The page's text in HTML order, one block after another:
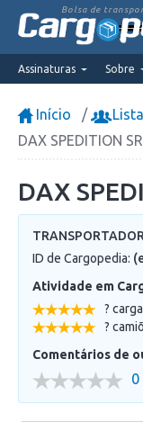
Bolsa de
Assinaturas Sobre
Início
DAX SPEDITION
DAX
TRANSPORTADOR
ID de Cargopedia:
Atividade em
?
?
Comentários de
0